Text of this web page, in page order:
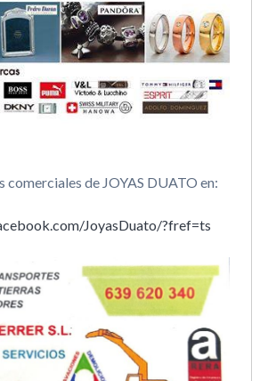
comerciales de JOYAS DUATO en:
JoyasDuato/?fref=ts